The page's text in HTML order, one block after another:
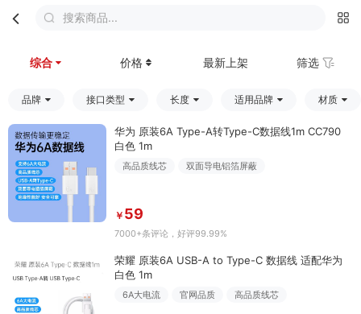
搜索商品...
综合 价格 最新上架 筛选
品牌 接口类型 长度 适用品牌 材质
华为 原装6A Type-A转Type-C数据线1m CC790
白色 1m
高品质线芯 双面导电铝箔屏蔽
￥ 59
7000+条评论 ，好评99.99%
荣耀 原装6A USB-A to Type-C 数据线 适配华为
白色 1m
6A大电流 官网品质 高品质线芯